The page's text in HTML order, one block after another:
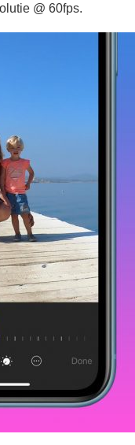
@ 60fps.